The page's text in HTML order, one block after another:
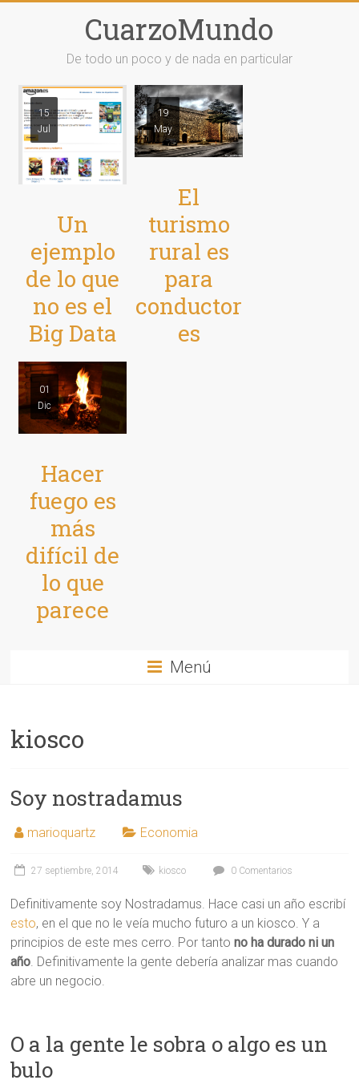
CuarzoMundo
De todo un poco y de nada en particular
15
Jul
Un
ejemplo
de lo que
no es el
Big Data
19
May
El
turismo
rural es
para
conductor
es
01
Dic
Hacer
fuego es
más
difícil de
lo que
parece
Menú
kiosco
Soy nostradamus
marioquartz Economia
27 septiembre, 2014 kiosco 0 Comentarios
Definitivamente soy Nostradamus. Hace casi un año escribí
esto, en el que no le veía mucho futuro a un kiosco. Y a
principios de este mes cerro. Por tantono ha durado ni un
año. Definitivamente la gente debería analizar mas cuando
abre un negocio.
O a la gente le sobra o algo es un
bulo